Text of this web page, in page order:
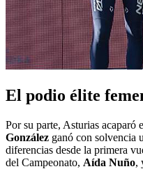
El podio élite
Por su parte, Asturias acaparó
González ganó con solvencia
diferencias desde la primera
del Campeonato, Aída Nuño,